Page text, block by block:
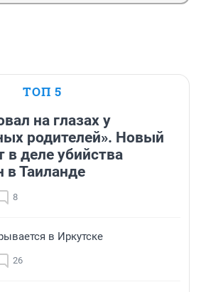
ТОП 5
на глазах у
родителей». Новый
в деле убийства
в Таиланде
8
в Иркутске
26